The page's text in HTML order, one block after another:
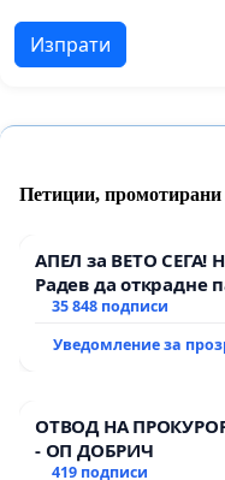
Изпрати
Петиции, промотирани
АПЕЛ за ВЕТО СЕГА!
Радев да открадне
тъмното
35 848 подписи
Уведомление за
ОТВОД НА
- ОП ДОБРИЧ
419 подписи